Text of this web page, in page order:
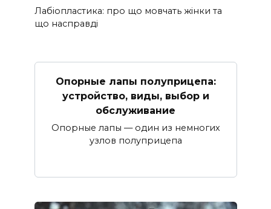
Лабіопластика: про що мовчать жінки та
що насправді
Опорные лапы полуприцепа:
устройство, виды, выбор и
обслуживание
Опорные лапы — один из немногих
узлов полуприцепа